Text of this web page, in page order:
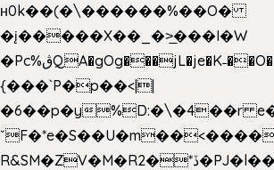
ʜ0k��(�\������%��O�
�į�����X��_�>̲���I�W
�Pc%ڨQA�gOg���jL�je�K˗��O��w��m��)��_��Rߊu>
{���`P�p��<||
�6��p�y%D:�\�4��r
R&SM�ZV�M�R2�*ڏ�PJ�l��\�Qufe����<�l���